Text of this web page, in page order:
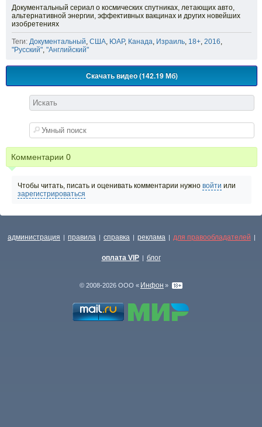
Документальный сериал о космических спутниках, летающих авто,
альтернативной энергии, эффективных вакцинах и других новейших
изобретениях
Теги: Документальный, США, ЮАР, Канада, Израиль, 18+, 2016,
"Русский", "Английский"
Скачать видео (142.19 Мб)
Комментарии 0
Чтобы читать, писать и оценивать комментарии нужно войти или
зарегистрироваться
администрация | правила | справка | реклама | для правообладателей |
оплата VIP | блог
© 2008-2026 ООО « Инфон »